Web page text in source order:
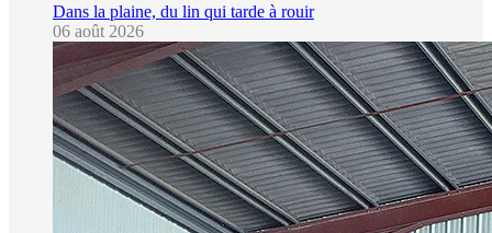
Dans la plaine, du lin qui tarde à rouir
06 août 2026